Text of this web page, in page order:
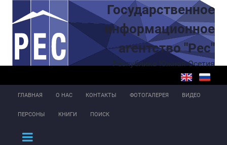
Перейти к основному содержаниюГосударственное
информационное
агентство "Рес"
Республика Южная Осетия
ГЛАВНАЯ О НАС КОНТАКТЫ ФОТОГАЛЕРЕЯ ВИДЕО
ПЕРСОНЫ КНИГИ ПОИСК